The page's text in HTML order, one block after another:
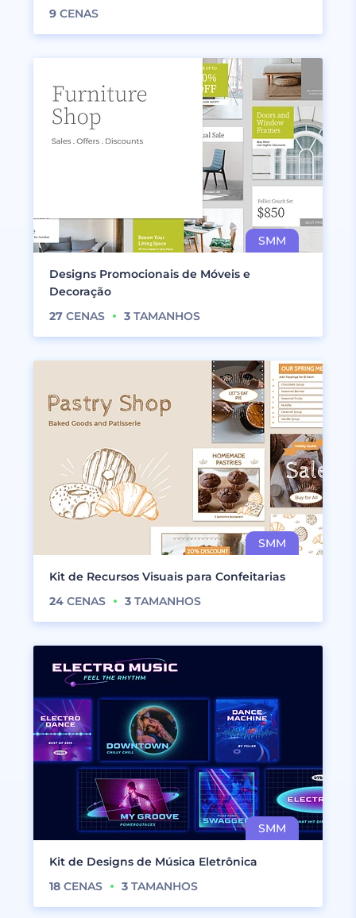
9 CENAS
Designs Promocionais de Móveis e
Decoração
27 CENAS 3 TAMANHOS
Kit de Recursos Visuais para Confeitarias
24 CENAS 3 TAMANHOS
Kit de Designs de Música Eletrônica
18 CENAS 3 TAMANHOS